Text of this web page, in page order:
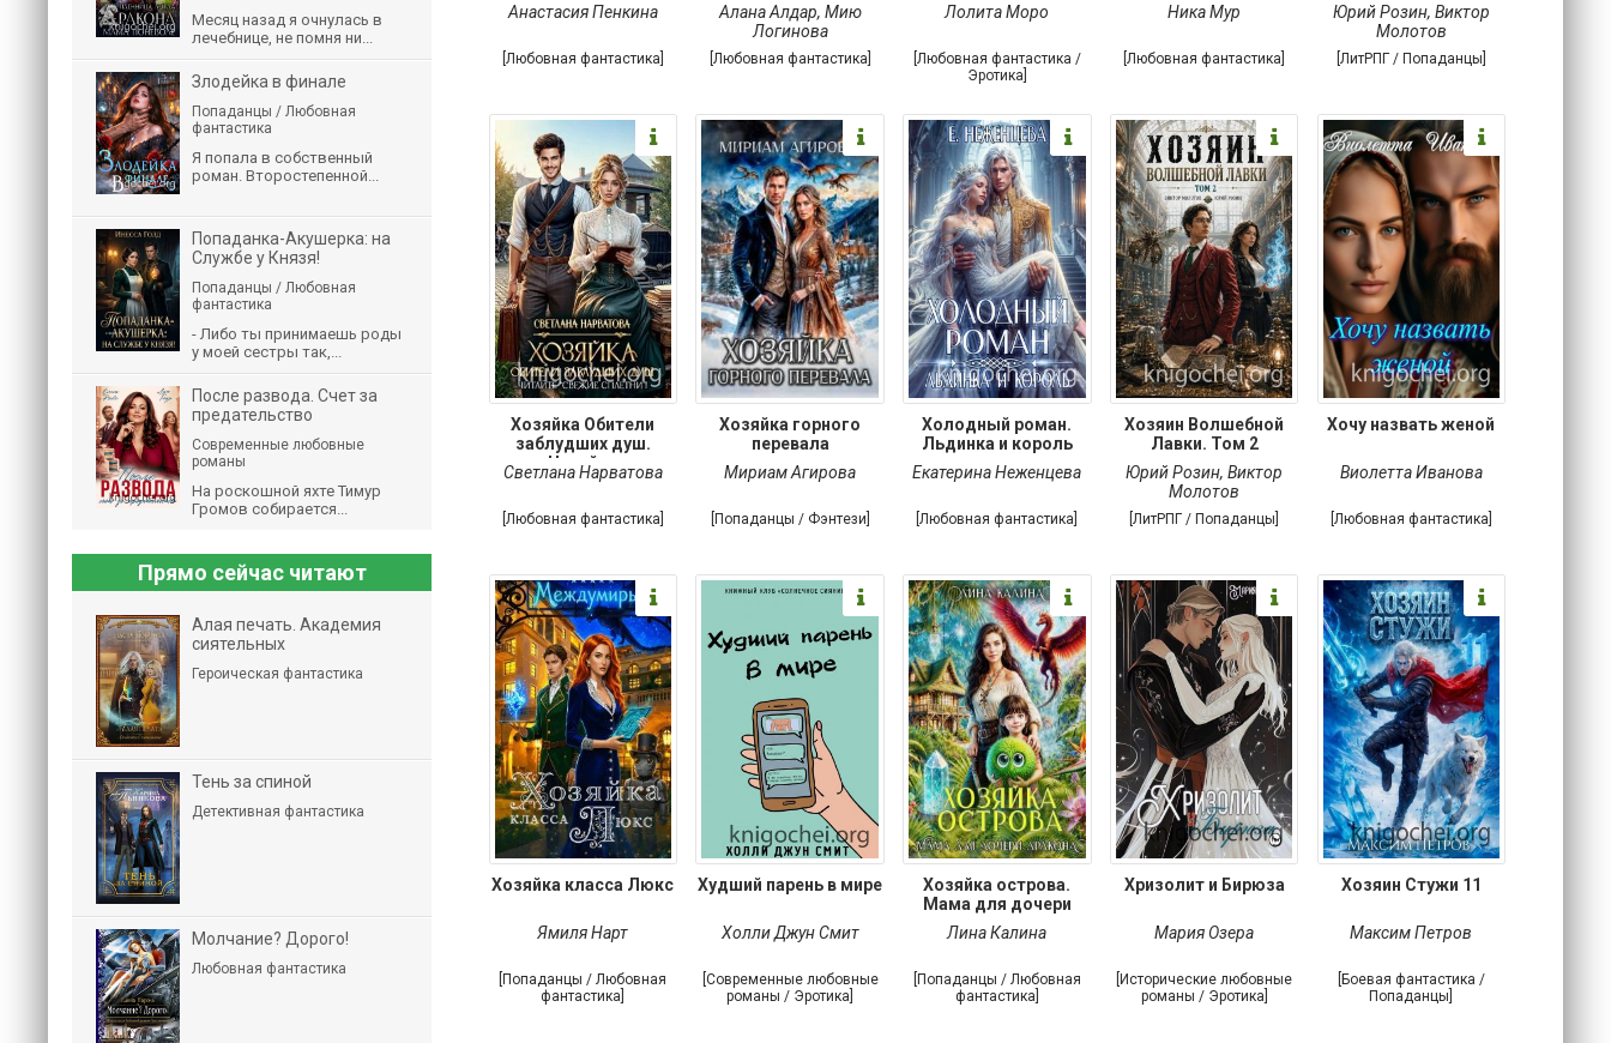
Анастасия Пенкина
[Любовная фантастика]
Алана Алдар, Мию
Логинова
[Любовная фантастика]
Лолита Моро
[Любовная фантастика /
Эротика]
Ника Мур
[Любовная фантастика]
Юрий Розин, Виктор
Молотов
[ЛитРПГ / Попаданцы]
Хозяйка Обители
заблудших душ.
Читайте
Светлана Нарватова
[Любовная фантастика]
Хозяйка горного
перевала
Мириам Агирова
[Попаданцы / Фэнтези]
Холодный роман.
Льдинка и король
Екатерина Неженцева
[Любовная фантастика]
Хозяин Волшебной
Лавки. Том 2
Юрий Розин,Виктор
Молотов
[ЛитРПГ / Попаданцы]
Хочу назвать женой
Виолетта Иванова
[Любовная фантастика]
Хозяйка класса Люкс
Ямиля Нарт
[Попаданцы / Любовная
фантастика]
Худший парень в мире
Холли Джун Смит
[Современные любовные
романы / Эротика]
Хозяйка острова.
Мама для дочери
дракона
Лина Калина
[Попаданцы / Любовная
фантастика]
Хризолит и Бирюза
Мария Озера
[Исторические любовные
романы / Эротика]
Хозяин Стужи 11
Максим Петров
[Боевая фантастика /
Попаданцы]
Месяц назад я очнулась в
лечебнице, не помня ни...
Злодейка в финале
Попаданцы / Любовная
фантастика
Я попала в собственный
роман. Второстепенной...
Попаданка-Акушерка: на
Службе у Князя!
Попаданцы / Любовная
фантастика
- Либо ты принимаешь роды
у моей сестры так,...
После развода. Счет за
предательство
Современные любовные
романы
На роскошной яхте Тимур
Громов собирается...
Прямо сейчас читают
Алая печать. Академия
сиятельных
Героическая фантастика
Тень за спиной
Детективная фантастика
Молчание? Дорого!
Любовная фантастика